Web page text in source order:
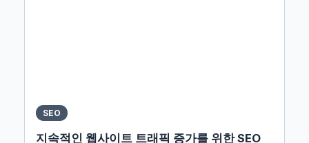
SEO
지속적인 웹사이트 트래픽 증가를 위한 SEO